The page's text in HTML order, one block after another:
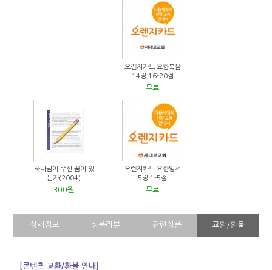
오렌지카드 요한복음
14장 16-20절
무료
하나님이 주신 꿈이 있
는가(2004)
300원
오렌지카드 요한일서
5장 1-5절
무료
상세정보 상품리뷰 관련상품 교환/환불
[콘텐츠 교환/환불 안내]